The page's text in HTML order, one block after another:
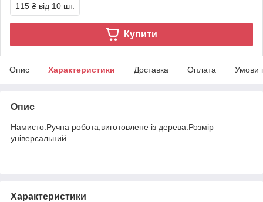
115 ₴ від 10 шт.
Купити
Опис Характеристики Доставка Оплата Умови
Опис
Намисто.Ручна робота,виготовлене із дерева.Розмір
універсальний
Характеристики